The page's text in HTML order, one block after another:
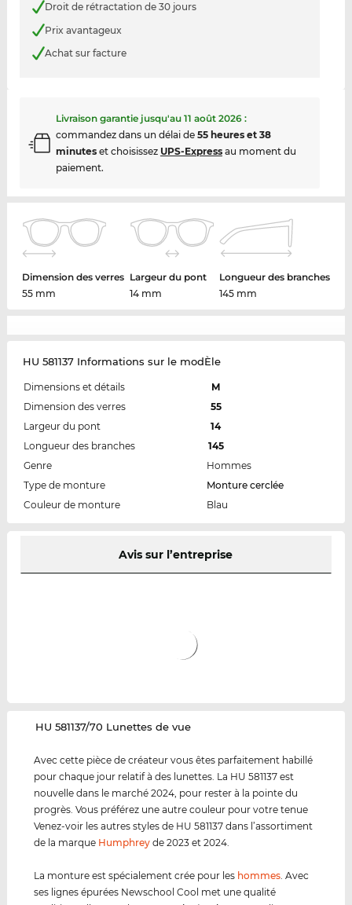
Droit de rétractation de 30 jours
Prix avantageux
Achat sur facture
Livraison garantie jusqu'au 11 août 2026:
commandez dans un délai de 55 heures et 38
minuteset choisissez UPS-Expressau moment du
paiement.
Dimension des verres
55 mm
Largeur du pont
14 mm
Longueur des branches
145 mm
HU 581137 Informations sur le modÈle
Dimensions et détails
M
Dimension des verres
55
Largeur du pont
14
Longueur des branches
145
Genre
Hommes
Type de monture
Monture cerclée
Couleur de monture
Blau
Avis sur l’entreprise
‌HU 581137/70 Lunettes de vue
Avec cette pièce de créateur vous êtes parfaitement habillé
pour chaque jour relatif à des lunettes. La HU 581137 est
nouvelle dans le marché 2024, pour rester à la pointe du
progrès. Vous préférez une autre couleur pour votre tenue
Venez-voir les autres styles de HU 581137 dans l’assortiment
de la marque Humphrey de 2023 et 2024.
La monture est spécialement crée pour les hommes . Avec
ses lignes épurées Newschool Cool met une qualité